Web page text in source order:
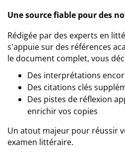
Une source fiable pour des
Rédigée par des experts en
s'appuie sur des références
le document complet, vous
Des interprétations
Des citations clés
Des pistes de réflexion
enrichir vos copies
Un atout majeur pour réussir
examen littéraire.